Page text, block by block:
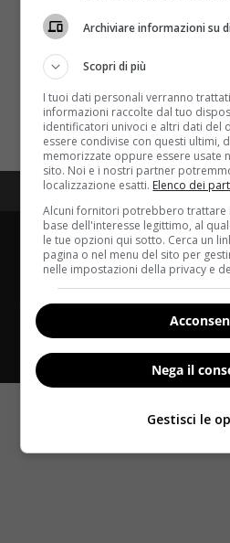
Nothing Found
It seems we can’t find what
Perhaps searching can help.
Ricerca
per:
Redazione
Disclaimer
Copyright © 2025
Srl - Via Cavour 310 -
17132921002 - Questo
periodicità. Non può
prodotto editoriale ai sensi
Archiviare informazioni su
Scopri di più
I tuoi dati personali verranno
informazioni raccolte dal tuo
identificatori univoci e altri dati del
essere condivise con questi ultimi,
memorizzate oppure essere usate
sito. Noi e i nostri partner
localizzazione esatti. Elenco dei
Alcuni fornitori potrebbero trattare
base dell'interesse legittimo, al
le tue opzioni qui sotto. Cerca un
pagina o nel menu del sito per
nelle impostazioni della privacy e
Nega il
Gestisci le